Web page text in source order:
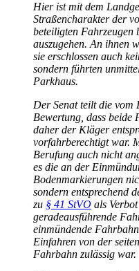
Hier ist mit dem
Straßencharakter der
beteiligten Fahrzeugen
auszugehen. An ihnen
sie erschlossen auch
sondern führten
Parkhaus.
Der Senat teilt die vom
Bewertung, dass
daher der Kläger
vorfahrberechtigt war.
Berufung auch nicht
es die an der
Bodenmarkierungen
sondern entsprechend
zu § 41 StVO als
geradeausführende
einmündende
Einfahren von der
Fahrbahn zulässig war.